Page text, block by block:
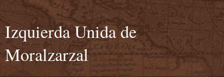
Izquierda Unida de
Moralzarzal